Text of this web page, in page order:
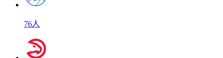
76人